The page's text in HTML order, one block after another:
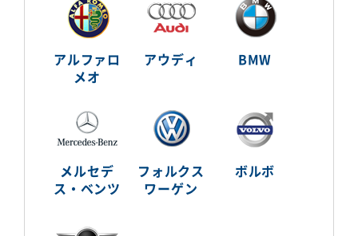
アルファロ
メオ
アウディ BMW
メルセデ
ス・ベンツ
フォルクス
ワーゲン
ボルボ